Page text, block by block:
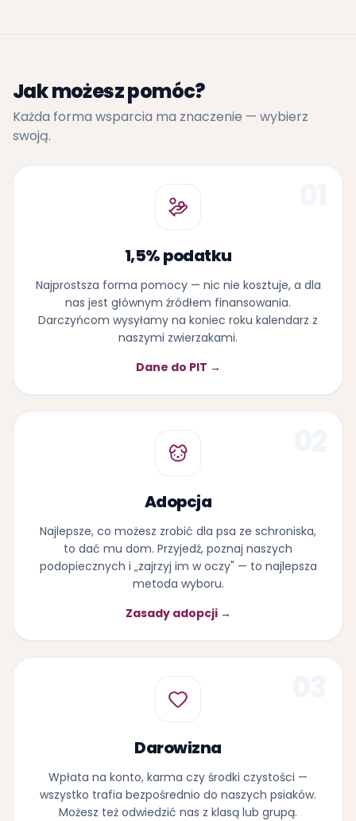
Jak możesz pomóc?
Każda forma wsparcia ma znaczenie — wybierz
swoją.
1,5% podatku
Najprostsza forma pomocy — nic nie kosztuje, a dla
nas jest głównym źródłem finansowania.
Darczyńcom wysyłamy na koniec roku kalendarz z
naszymi zwierzakami.
Dane do PIT →
Adopcja
Najlepsze, co możesz zrobić dla psa ze schroniska,
to dać mu dom. Przyjedź, poznaj naszych
podopiecznych i „zajrzyj im w oczy" — to najlepsza
metoda wyboru.
Zasady adopcji →
Darowizna
Wpłata na konto, karma czy środki czystości —
wszystko trafia bezpośrednio do naszych psiaków.
Możesz też odwiedzić nas z klasą lub grupą.